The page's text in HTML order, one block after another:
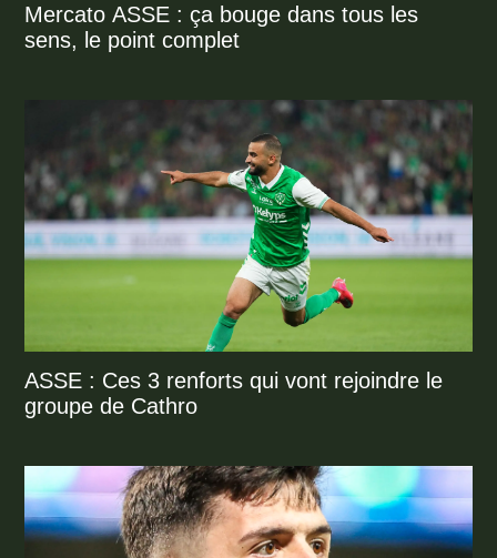
Mercato ASSE : ça bouge dans tous les
sens, le point complet
ASSE : Ces 3 renforts qui vont rejoindre le
groupe de Cathro